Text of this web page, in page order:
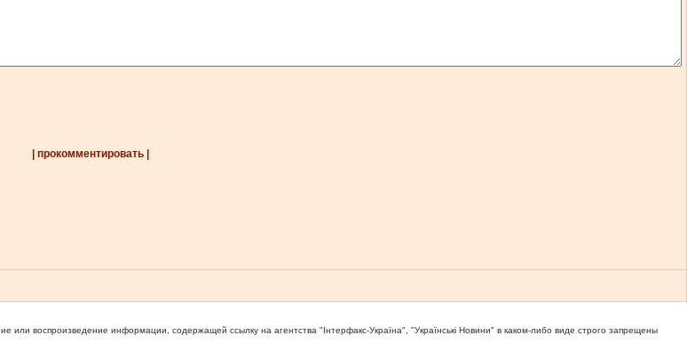
| прокомментировать |
или воспроизведение информации, содержащей ссылку на агентства "Iнтерфакс-Україна", "Українськi Новини" в каком-либо виде строго запрещены